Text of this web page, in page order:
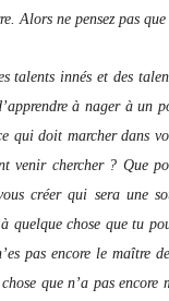
Alors ne pensez pas
talents innés et des
à nager à un
qui doit marcher dans
venir chercher ? Que
créer qui sera une
quelque chose que tu
pas encore le maître
que n’a pas